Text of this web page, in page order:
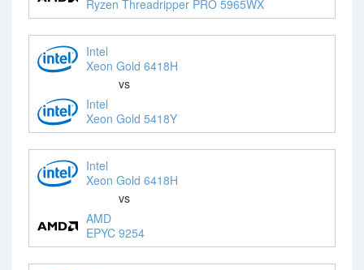
Ryzen Threadripper PRO 5965WX
Intel
Xeon Gold 6418H
vs
Intel
Xeon Gold 5418Y
Intel
Xeon Gold 6418H
vs
AMD
EPYC 9254